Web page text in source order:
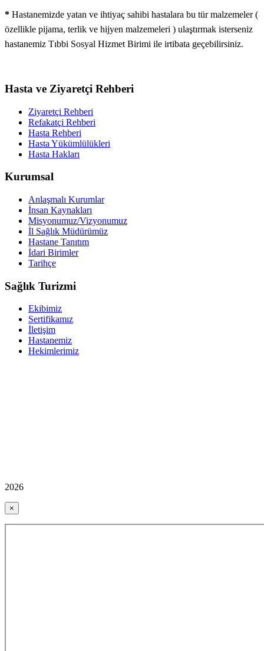
* Hastanemizde yatan ve ihtiyaç sahibi hastalara bu tür malzemeler (
özellikle pijama, terlik ve hijyen malzemeleri ) ulaştırmak isterseniz
hastanemiz Tıbbi Sosyal Hizmet Birimi ile irtibata geçebilirsiniz.
Hasta ve Ziyaretçi Rehberi
Ziyaretçi Rehberi
Refakatçi Rehberi
Hasta Rehberi
Hasta Yükümlülükleri
Hasta Hakları
Kurumsal
Anlaşmalı Kurumlar
İnsan Kaynakları
Misyonumuz/Vizyonumuz
İl Sağlık Müdürümüz
Hastane Tanıtım
İdari Birimler
Tarihçe
Sağlık Turizmi
Ekibimiz
Sertifikamız
İletişim
Hastanemiz
Hekimlerimiz
2026
×